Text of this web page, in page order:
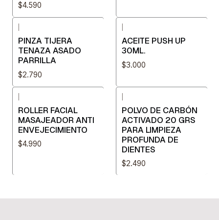
$4.590
PINZA TIJERA
TENAZA ASADO
PARRILLA
$2.790
ACEITE PUSH UP
30ML.
$3.000
ROLLER FACIAL
MASAJEADOR ANTI
ENVEJECIMIENTO
$4.990
POLVO DE CARBÓN
ACTIVADO 20 GRS
PARA LIMPIEZA
PROFUNDA DE
DIENTES
$2.490